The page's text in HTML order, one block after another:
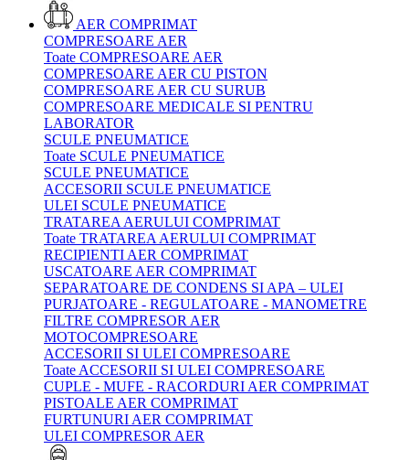
AER COMPRIMAT
COMPRESOARE AER
Toate COMPRESOARE AER
COMPRESOARE AER CU PISTON
COMPRESOARE AER CU SURUB
COMPRESOARE MEDICALE SI PENTRU
LABORATOR
SCULE PNEUMATICE
Toate SCULE PNEUMATICE
SCULE PNEUMATICE
ACCESORII SCULE PNEUMATICE
ULEI SCULE PNEUMATICE
TRATAREA AERULUI COMPRIMAT
Toate TRATAREA AERULUI COMPRIMAT
RECIPIENTI AER COMPRIMAT
USCATOARE AER COMPRIMAT
SEPARATOARE DE CONDENS SI APA – ULEI
PURJATOARE - REGULATOARE - MANOMETRE
FILTRE COMPRESOR AER
MOTOCOMPRESOARE
ACCESORII SI ULEI COMPRESOARE
Toate ACCESORII SI ULEI COMPRESOARE
CUPLE - MUFE - RACORDURI AER COMPRIMAT
PISTOALE AER COMPRIMAT
FURTUNURI AER COMPRIMAT
ULEI COMPRESOR AER